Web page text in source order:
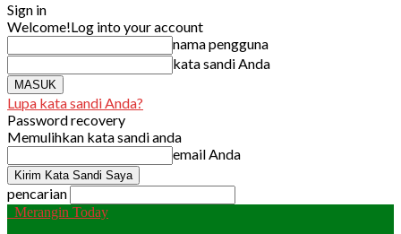
Sign in
Welcome!Log into your account
nama pengguna
kata sandi Anda
Lupa kata sandi Anda?
Password recovery
Memulihkan kata sandi anda
email Anda
pencarian
Merangin Today